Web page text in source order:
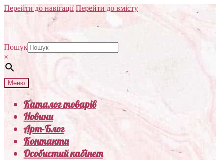
Перейти до навігації Перейти до вмісту
Пошук
×
Меню
Каталог товарів
Новини
Арт-Блог
Контакти
Особистий кабінет